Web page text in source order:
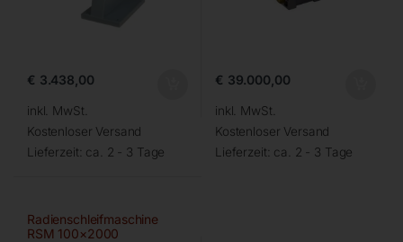
€ 3.438,00
inkl. MwSt.
Kostenloser Versand
Lieferzeit: ca. 2 - 3 Tage
€ 39.000,00
inkl. MwSt.
Kostenloser Versand
Lieferzeit: ca. 2 - 3 Tage
Radienschleifmaschine
RSM 100×2000